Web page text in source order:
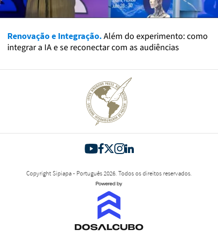
Renovação e Integração.Além do experimento: como
integrar a IA e se reconectar com as audiências
Copyright Sipiapa - Português 2026. Todos os direitos reservados.